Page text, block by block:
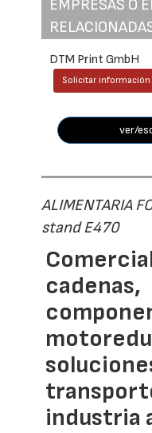
EMPRESAS O
DTM Print GmbH
Solicitar información
ver/
ALIMENTARIA
stand E470
cadenas,
industria